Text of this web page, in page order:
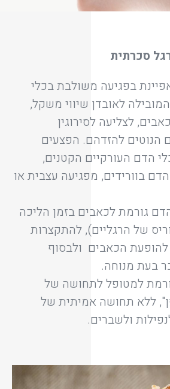
סכרתית
בפגיעה משולבת בכלי
לאובדן שיווי משקל,
לצליעה לסירוגין
הנוטים להזדהם. הפצעים
הדם העורקיים הקטנים,
בוורידים, מפגיעה עצבית או
גורמת לכאבים בזמן הליכה
של הרגליים), להתקצרות
הכאבים ולבסוף
בעת מנוחה.
למטופל לתחושה של
ללא תחושה אמיתית של
ולשברים.